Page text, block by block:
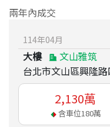
兩年內成交
114年04月
大樓
文山雅筑
台北市文山區興隆
2,130萬
含車位180萬